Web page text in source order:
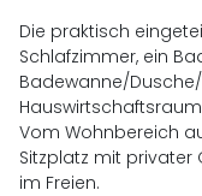
Die praktisch
Schlafzimmer, ein
Badewanne/
Vom Wohnbereich
Sitzplatz mit privater
im Freien.